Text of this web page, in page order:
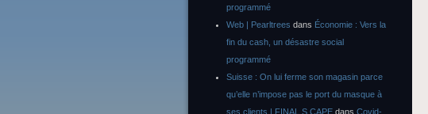
programmé
Web | Pearltrees dans Économie : Vers la
fin du cash, un désastre social
programmé
Suisse : On lui ferme son magasin parce
qu’elle n’impose pas le port du masque à
ses clients | FINAL S CAPE dans Covid-